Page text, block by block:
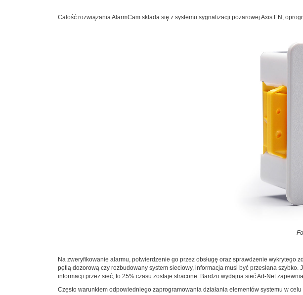
Całość rozwiązania AlarmCam składa się z systemu sygnalizacji pożarowej Axis EN,
Na zweryfikowanie alarmu, potwierdzenie go przez obsługę oraz sprawdzenie wykrytego
pętlą dozorową czy rozbudowany system sieciowy, informacja musi być przesłana
informacji przez sieć, to 25% czasu zostaje stracone. Bardzo wydajna sieć Ad-Net
Często warunkiem odpowiedniego zaprogramowania działania elementów systemu w